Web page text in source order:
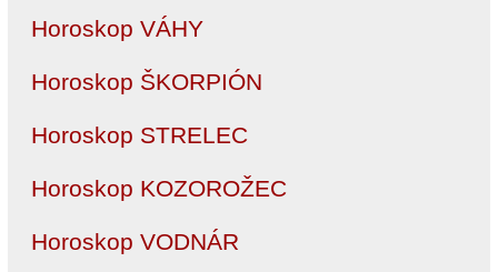
Horoskop VÁHY
Horoskop ŠKORPIÓN
Horoskop STRELEC
Horoskop KOZOROŽEC
Horoskop VODNÁR